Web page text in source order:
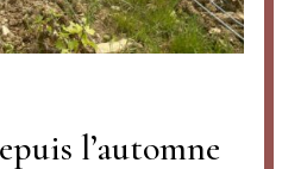
l’automne